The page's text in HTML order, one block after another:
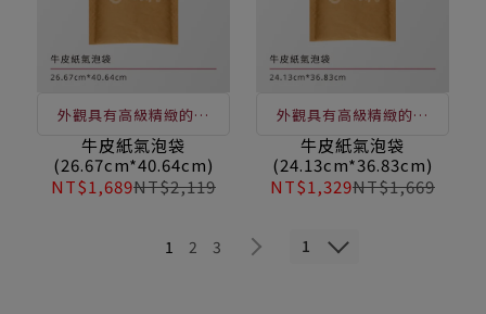
外觀具有高級精緻的質
感、自貼封口即撕即用、
氣泡飽滿降低產品損壞風
險，有效保護文件寄送
牛皮紙氣泡袋
(26.67cm*40.64cm)
NT$1,689NT$2,119
外觀具有高級精緻的質
感、自貼封口即撕即用、
氣泡飽滿降低產品損壞風
險，有效保護文件寄送
牛皮紙氣泡袋
(24.13cm*36.83cm)
NT$1,329NT$1,669
1 2 3 1